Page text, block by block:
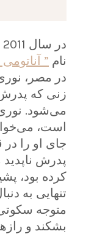
نام ”
در مصر،
زنی که پدرش
می‌شود.
است،
جای او را در
پدرش
کرده بود،
تنهایی به
متوجه
بشکند و